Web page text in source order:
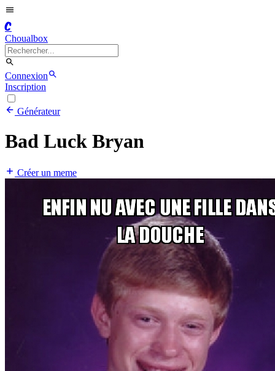
C
Choualbox
Connexion
Inscription
Générateur
Bad Luck Bryan
Créer un meme